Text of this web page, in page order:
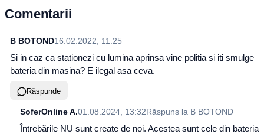
Comentarii
B BOTOND16.02.2022, 11:25
Si in caz ca stationezi cu lumina aprinsa vine politia si iti smulge
bateria din masina? E ilegal asa ceva.
Răspunde
SoferOnline A.01.08.2024, 13:32Răspuns la B BOTOND
Întrebările NU sunt create de noi. Acestea sunt cele din bateria